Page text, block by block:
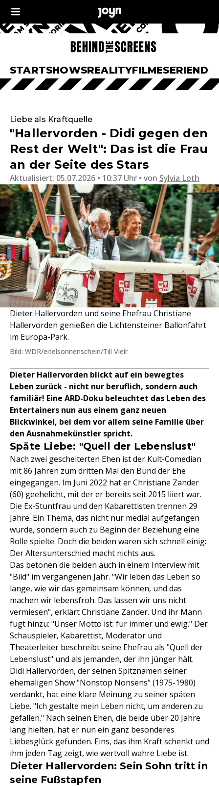
STARTSHOWSREALITYFILMESERIEN
Liebe als Kraftquelle
"Hallervorden - Didi gegen den
Rest der Welt": Das ist die Frau
an der Seite des Stars
Aktualisiert: 05.07.2026 • 10:37 Uhr von Sylvia Loth
Dieter Hallervorden und seine Ehefrau Christiane
Hallervorden genießen die Lichtensteiner Ballonfahrt
im Europa-Park.
Bild: WDR/eitelsonnenschein/Till Vielr
Dieter Hallervorden blickt auf ein bewegtes
Leben zurück - nicht nur beruflich, sondern auch
familiär! Eine ARD-Doku beleuchtet das Leben des
Entertainers nun aus einem ganz neuen
Blickwinkel, bei dem vor allem seine Familie über
den Ausnahmekünstler spricht.
Späte Liebe: "Quell der Lebenslust"
Nach zwei gescheiterten Ehen ist der Kult-Comedian
mit 86 Jahren zum dritten Mal den Bund der Ehe
eingegangen. Im Juni 2022 hat er Christiane Zander
(60) geehelicht, mit der er bereits seit 2015 liiert war.
Die Ex-Stuntfrau und den Kabarettisten trennen 29
Jahre. Ein Thema, das nicht nur medial aufgefangen
wurde, sondern auch zu Beginn der Beziehung eine
Rolle spielte. Doch die beiden waren sich schnell einig:
Der Altersunterschied macht nichts aus.
Das betonen die beiden auch in einem Interview mit
"Bild" im vergangenen Jahr. "Wir leben das Leben so
lange, wie wir das gemeinsam können, und das
machen wir lebensfroh. Das lassen wir uns nicht
vermiesen", erklärt Christiane Zander. Und ihr Mann
fügt hinzu: "Unser Motto ist: für immer und ewig." Der
Schauspieler, Kabarettist, Moderator und
Theaterleiter beschreibt seine Ehefrau als "Quell der
Lebenslust" und als jemanden, der ihn jünger hält.
Didi Hallervorden, der seinen Spitznamen seiner
ehemaligen Show "Nonstop Nonsens" (1975-1980)
verdankt, hat eine klare Meinung zu seiner späten
Liebe. "Ich gestalte mein Leben nicht, um anderen zu
gefallen." Nach seinen Ehen, die beide über 20 Jahre
lang hielten, hat er nun ein ganz besonderes
Liebesglück gefunden. Eins, das ihm Kraft schenkt und
ihm jeden Tag zeigt, wie wertvoll wahre Liebe ist.
Dieter Hallervorden: Sein Sohn tritt in
seine Fußstapfen